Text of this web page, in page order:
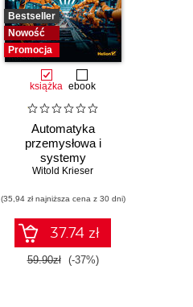
Bestseller
Nowość
Promocja
książka ebook
Automatyka
przemysłowa i
systemy
sterowania w
Witold Krieser
(35,94 zł najniższa cena z 30 dni)
37.74 zł
59.90zł (-37%)